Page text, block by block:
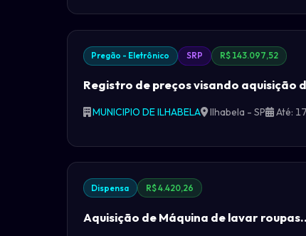
Pregão - Eletrônico SRP R$ 143.097,52
Registro de preços visando
MUNICIPIO DE ILHABELA Ilhabela - SP Até:
Dispensa R$ 4.420,26
Aquisição de Máquina de lavar